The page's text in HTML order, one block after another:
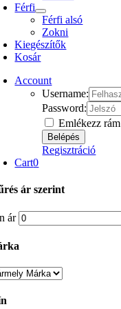
Férfi
Férfi alsó
Zokni
Kiegészítők
Kosár
Account
Username:
Password:
Emlékezz rám
Regisztráció
Cart0
ár szerint
ár